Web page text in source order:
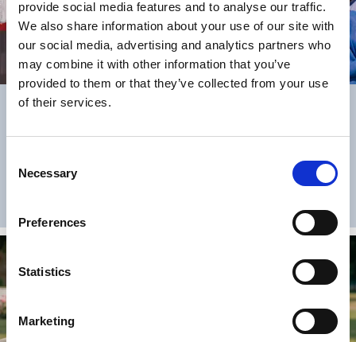
provide social media features and to analyse our traffic.
We also share information about your use of our site with
our social media, advertising and analytics partners who
may combine it with other information that you’ve
provided to them or that they’ve collected from your use
of their services.
Selection
Necessary
Preferences
Statistics
Marketing
VÅR PRISBELÖNTA TRÄSTADSMILJÖ
Här tipsar vi om hur du bäst kan upptäcka vår över 600 år